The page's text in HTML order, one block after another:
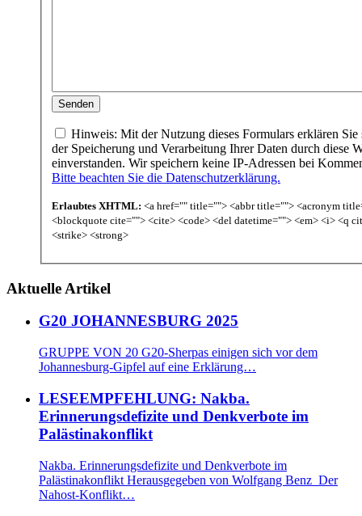
Hinweis: Mit der Nutzung dieses Formulars erklären Sie
der Speicherung und Verarbeitung Ihrer Daten durch diese
einverstanden. Wir speichern keine IP-Adressen bei
Bitte beachten Sie die Datenschutzerklärung.
Erlaubtes XHTML: <a href="" title=""> <abbr title=""> <acronym
<blockquote cite=""> <cite> <code> <del datetime=""> <em> <i> <q
<strike> <strong>
Aktuelle Artikel
G20 JOHANNESBURG 2025
GRUPPE VON 20 G20-Sherpas einigen sich vor dem
Johannesburg-Gipfel auf eine Erklärung…
LESEEMPFEHLUNG: Nakba.
Erinnerungsdefizite und Denkverbote im
Palästinakonflikt
Nakba. Erinnerungsdefizite und Denkverbote im
Palästinakonflikt Herausgegeben von Wolfgang Benz Der
Nahost-Konflikt…